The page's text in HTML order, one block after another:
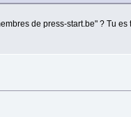
de press-start.be" ? Tu es